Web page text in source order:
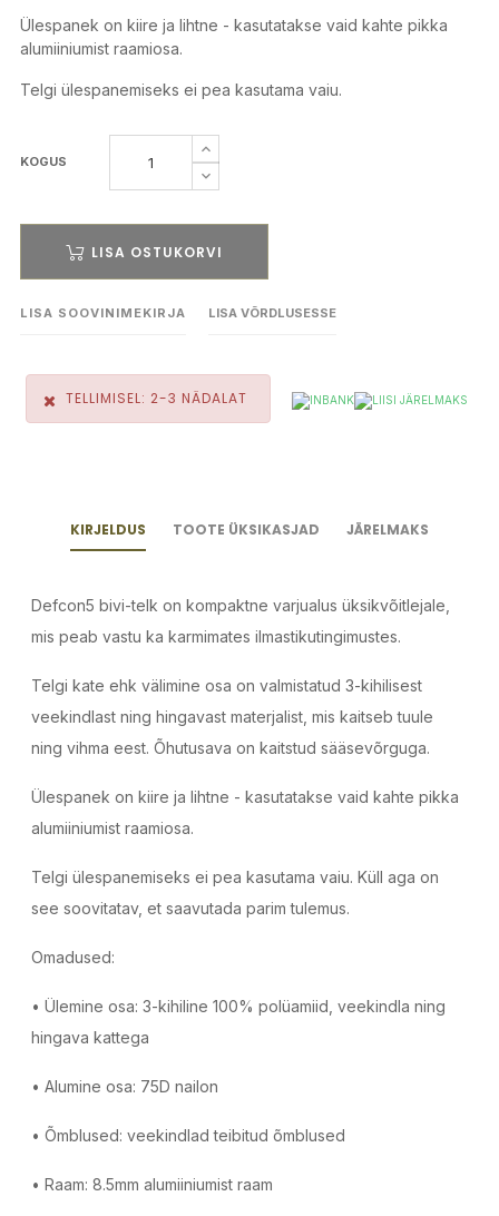
Ülespanek on kiire ja lihtne - kasutatakse vaid kahte pikka
alumiiniumist raamiosa.
Telgi ülespanemiseks ei pea kasutama vaiu.
KOGUS
LISA OSTUKORVI
LISA SOOVINIMEKIRJA LISA VÕRDLUSESSE
TELLIMISEL: 2-3 NÄDALAT
KIRJELDUS TOOTE ÜKSIKASJAD JÄRELMAKS
Defcon5 bivi-telk on kompaktne varjualus üksikvõitlejale,
mis peab vastu ka karmimates ilmastikutingimustes.
Telgi kate ehk välimine osa on valmistatud 3-kihilisest
veekindlast ning hingavast materjalist, mis kaitseb tuule
ning vihma eest. Õhutusava on kaitstud sääsevõrguga.
Ülespanek on kiire ja lihtne - kasutatakse vaid kahte pikka
alumiiniumist raamiosa.
Telgi ülespanemiseks ei pea kasutama vaiu. Küll aga on
see soovitatav, et saavutada parim tulemus.
Omadused:
• Ülemine osa: 3-kihiline 100% polüamiid, veekindla ning
hingava kattega
• Alumine osa: 75D nailon
• Õmblused: veekindlad teibitud õmblused
• Raam: 8.5mm alumiiniumist raam